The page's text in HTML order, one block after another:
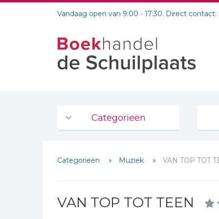
Vandaag open van 9:00 - 17:30. Direct contact:
Categorieën
De Bijbel
Bijbelse Dagboeken 2026
Bijbelstudie groepen
Categorieën Muziek VAN TOP TOT
VAN TOP TOT TEEN
Schrijf hieronder je review!